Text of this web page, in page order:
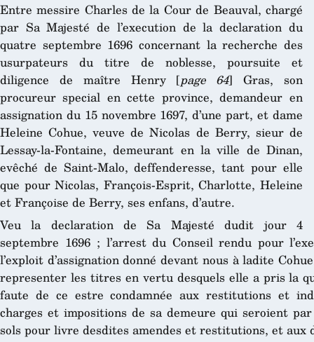
Entre messire Charles de la Cour de Beauval, chargé
par Sa Majesté de l’execution de la declaration du
quatre septembre 1696 concernant la recherche des
usurpateurs du titre de noblesse, poursuite et
diligence de maître Henry [page 64] Gras, son
procureur special en cette province, demandeur en
assignation du 15 novembre 1697, d’une part, et dame
Heleine Cohue, veuve de Nicolas de Berry, sieur de
Lessay-la-Fontaine, demeurant en la ville de Dinan,
evêché de Saint-Malo, deffenderesse, tant pour elle
que pour Nicolas, François-Esprit, Charlotte, Heleine
et Françoise de Berry, ses enfans, d’autre.
Veu la declaration de Sa Majesté dudit jour 4
septembre 1696 ; l’arrest du Conseil rendu pour
l’exploit d’assignation donné devant nous à ladite
representer les titres en vertu desquels elle a pris la
faute de ce estre condamnée aux restitutions et
charges et impositions de sa demeure qui seroient
sols pour livre desdites amendes et restitutions, et aux